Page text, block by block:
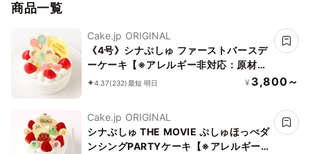
商品一覧
Cake.jp ORIGINAL
《4号》シナぷしゅ ファーストバースデ
ーケーキ【※アレルギー非対応：原材料
の一部に、小麦・卵・乳成分・大豆を含
4.37(232)最短 明日 ¥ 3,800～
Cake.jp ORIGINAL
シナぷしゅ THE MOVIE ぷしゅほっぺダ
ンシングPARTYケーキ【※アレルギー